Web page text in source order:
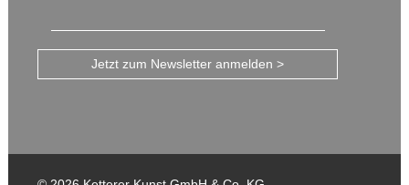
Jetzt zum Newsletter anmelden >